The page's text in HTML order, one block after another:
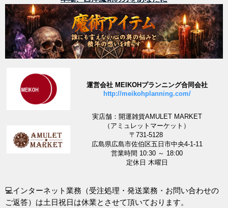
運営会社 MEIKOHプランニング合同会社
http://meikohplanning.com/
実店舗：開運雑貨AMULET MARKET
（アミュレットマーケット）
〒731-5128
広島県広島市佐伯区五日市中央4-1-11
営業時間 10:30 ～ 18:00
定休日 木曜日
💻インターネット業務（受注処理・発送業務・お問い合わせの
ご返答）は土日祝日は休業とさせて頂いております。